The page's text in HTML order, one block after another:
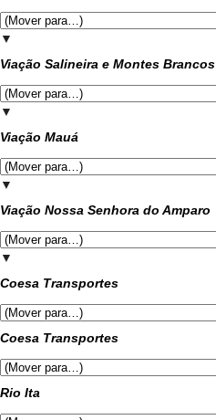
▼
Viação Salineira e Montes Brancos
▼
Viação Mauá
▼
Viação Nossa Senhora do Amparo
▼
Coesa Transportes
Coesa Transportes
Rio Ita